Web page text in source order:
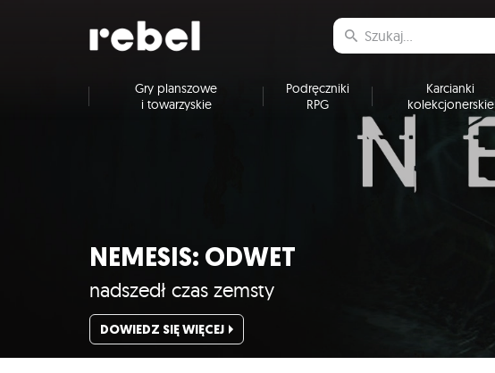
Gry planszowe
i towarzyskie
Podręczniki
RPG
Karcianki
kolekcjonerskie
NEMESIS: ODWET
nadszedł czas zemsty
DOWIEDZ SIĘ WIĘCEJ